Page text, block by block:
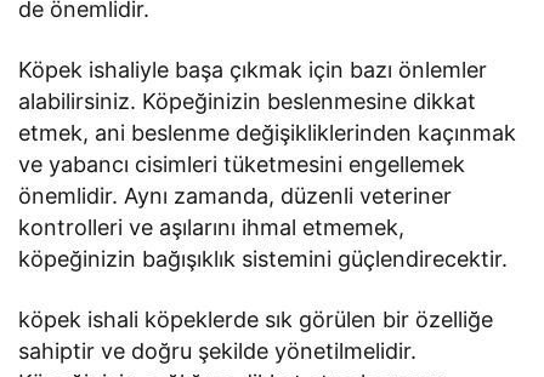
de önemlidir.
Köpek ishaliyle başa çıkmak için bazı önlemler
alabilirsiniz. Köpeğinizin beslenmesine dikkat
etmek, ani beslenme değişikliklerinden kaçınmak
ve yabancı cisimleri tüketmesini engellemek
önemlidir. Aynı zamanda, düzenli veteriner
kontrolleri ve aşılarını ihmal etmemek,
köpeğinizin bağışıklık sistemini güçlendirecektir.
köpek ishali köpeklerde sık görülen bir özelliğe
sahiptir ve doğru şekilde yönetilmelidir.